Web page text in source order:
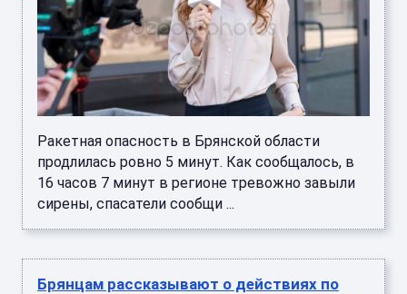
Ракетная опасность в Брянской области
продлилась ровно 5 минут. Как сообщалось, в
16 часов 7 минут в регионе тревожно завыли
сирены, спасатели сообщи ...
Брянцам рассказывают о действиях по